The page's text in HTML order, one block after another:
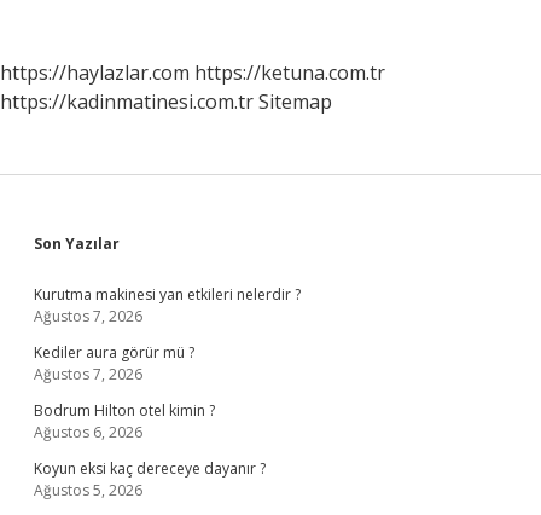
https://haylazlar.com https://ketuna.com.tr
https://kadinmatinesi.com.trSitemap
Sidebar
Son Yazılar
Kurutma makinesi yan etkileri nelerdir ?
Ağustos 7, 2026
Kediler aura görür mü ?
Ağustos 7, 2026
Bodrum Hilton otel kimin ?
Ağustos 6, 2026
Koyun eksi kaç dereceye dayanır ?
Ağustos 5, 2026